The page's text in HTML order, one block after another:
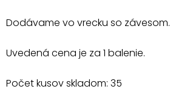
Dodávame vo vrecku so závesom.
Uvedená cena je za 1 balenie.
Počet kusov skladom: 35